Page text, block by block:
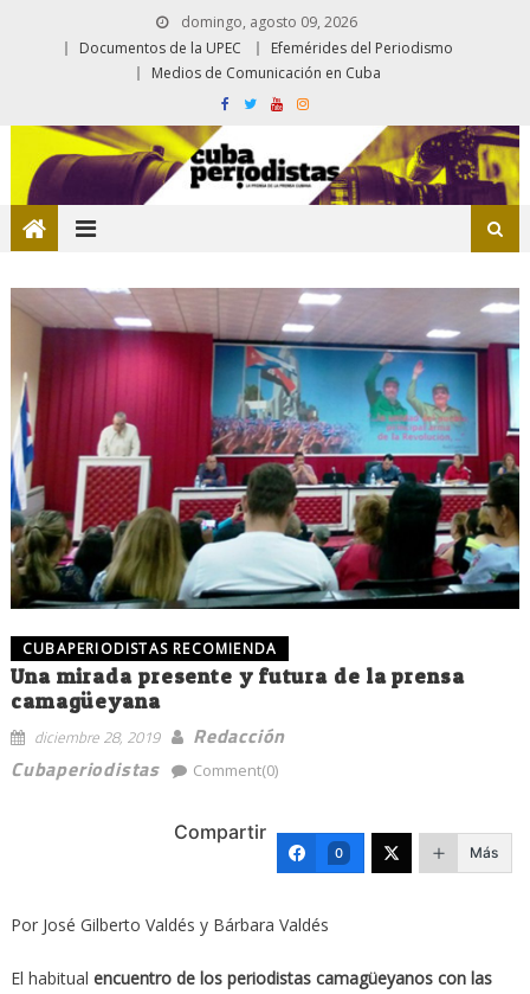
domingo, agosto 09, 2026
Documentos de la UPEC
Efemérides del Periodismo
Medios de Comunicación en Cuba
CUBAPERIODISTAS RECOMIENDA
Una mirada presente y futura de la prensa
camagüeyana
diciembre 28, 2019
Redacción
Cubaperiodistas
Comment(0)
Compartir
0 Más
Por José Gilberto Valdés y Bárbara Valdés
El habitual encuentro de los periodistas camagüeyanos con las